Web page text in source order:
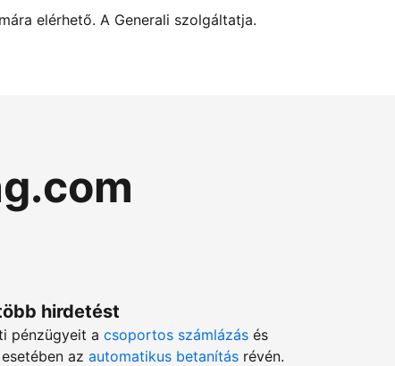
elérhető. A Generali szolgáltatja.
hirdetést
pénzügyeit a csoportos számlázás és
az automatikus betanítás révén.